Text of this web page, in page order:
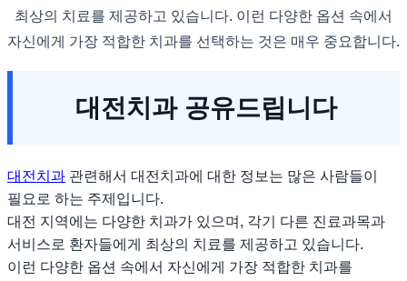
최상의 치료를 제공하고 있습니다. 이런 다양한 옵션 속에서
자신에게 가장 적합한 치과를 선택하는 것은 매우 중요합니다.
대전치과 공유드립니다
대전치과 관련해서 대전치과에 대한 정보는 많은 사람들이
필요로 하는 주제입니다.
대전 지역에는 다양한 치과가 있으며, 각기 다른 진료과목과
서비스로 환자들에게 최상의 치료를 제공하고 있습니다.
이런 다양한 옵션 속에서 자신에게 가장 적합한 치과를